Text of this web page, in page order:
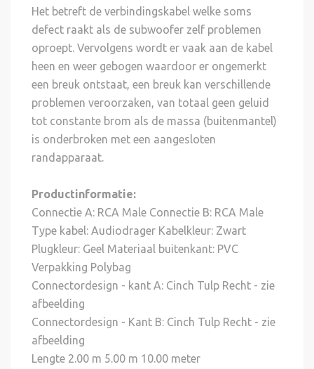
Het betreft de verbindingskabel welke soms
defect raakt als de subwoofer zelf problemen
oproept. Vervolgens wordt er vaak aan de kabel
heen en weer gebogen waardoor er ongemerkt
een breuk ontstaat, een breuk kan verschillende
problemen veroorzaken, van totaal geen geluid
tot constante brom als de massa (buitenmantel)
is onderbroken met een aangesloten
randapparaat.
Productinformatie:
Connectie A: RCA Male Connectie B: RCA Male
Type kabel: Audiodrager Kabelkleur: Zwart
Plugkleur: Geel Materiaal buitenkant: PVC
Verpakking Polybag
Connectordesign - kant A: Cinch Tulp Recht - zie
afbeelding
Connectordesign - Kant B: Cinch Tulp Recht - zie
afbeelding
Lengte 2.00 m 5.00 m 10.00 meter